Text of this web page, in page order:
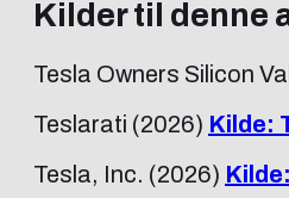
Kilder til denne
Tesla Owners Silicon
Teslarati (2026) Kilde:
Tesla, Inc. (2026)